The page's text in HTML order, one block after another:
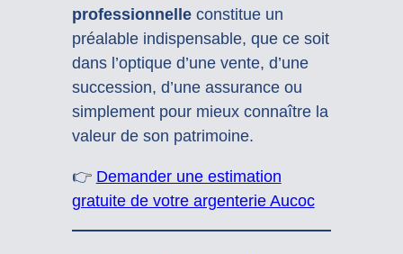
professionnelleconstitue un
préalable indispensable, que ce soit
dans l’optique d’une vente, d’une
succession, d’une assurance ou
simplement pour mieux connaître la
valeur de son patrimoine.
👉 Demander une estimation
gratuite de votre argenterie Aucoc